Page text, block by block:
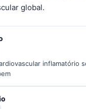
global.
inflamatório